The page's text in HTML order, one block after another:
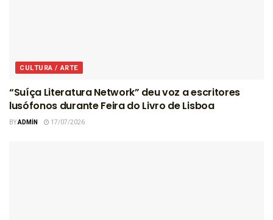
CULTURA / ARTE
“Suíça Literatura Network” deu voz a escritores
lusófonos durante Feira do Livro de Lisboa
BYADMIN 17/07/2026